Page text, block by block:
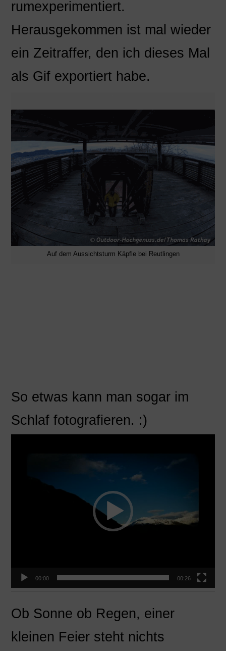
rumexperimentiert.
Herausgekommen ist mal wieder
ein Zeitraffer, den ich dieses Mal
als Gif exportiert habe.
Auf dem Aussichtsturm Käpfle bei Reutlingen
So etwas kann man sogar im
Schlaf fotografieren. :)
00:00 00:26
Ob Sonne ob Regen, einer
kleinen Feier steht nichts